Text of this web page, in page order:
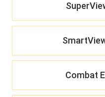
Combat